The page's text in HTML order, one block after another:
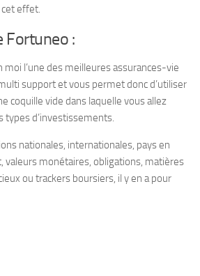
cet effet.
Fortuneo :
l’une des meilleures assurances-vie
support et vous permet donc d’utiliser
coquille vide dans laquelle vous allez
d’investissements.
nationales, internationales, pays en
valeurs monétaires, obligations, matières
ou trackers boursiers, il y en a pour